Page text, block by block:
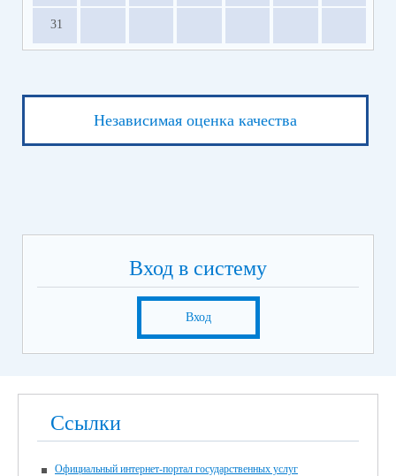
31
Независимая оценка качества
Вход в систему
Вход
Ссылки
Официальный интернет-портал государственных услуг